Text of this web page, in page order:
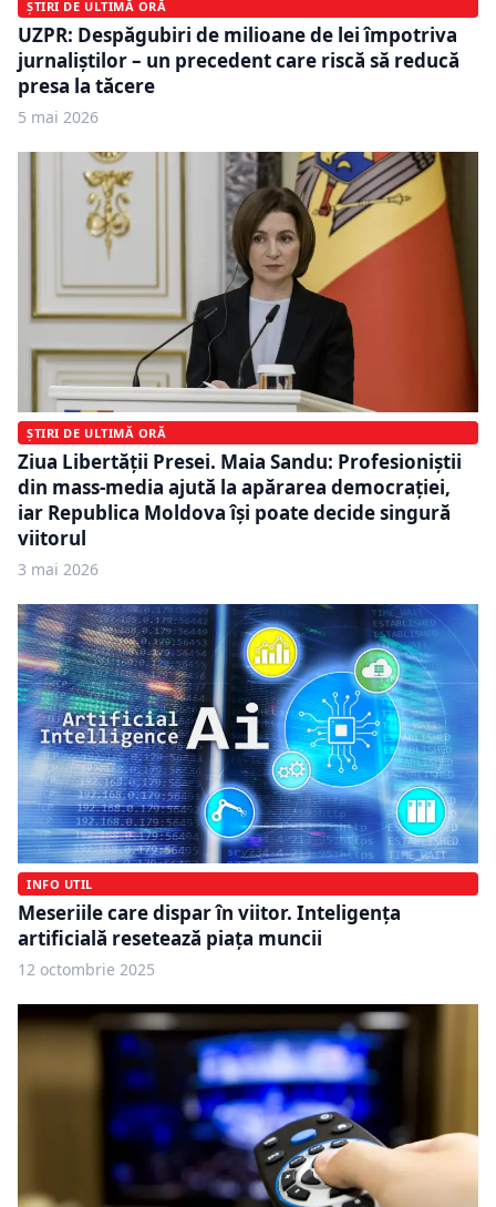
ȘTIRI DE ULTIMĂ ORĂ
UZPR: Despăgubiri de milioane de lei împotriva
jurnaliștilor – un precedent care riscă să reducă
presa la tăcere
5 mai 2026
ȘTIRI DE ULTIMĂ ORĂ
Ziua Libertății Presei. Maia Sandu: Profesioniștii
din mass-media ajută la apărarea democrației,
iar Republica Moldova își poate decide singură
viitorul
3 mai 2026
INFO UTIL
Meseriile care dispar în viitor. Inteligența
artificială resetează piața muncii
12 octombrie 2025